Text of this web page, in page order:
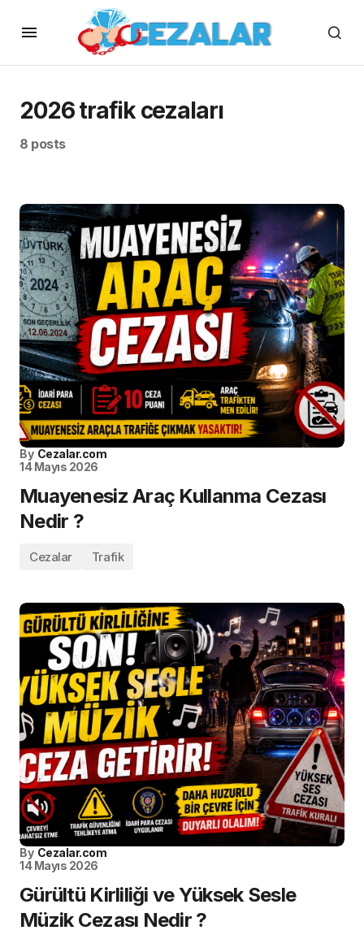
2026 trafik cezaları
8 posts
By Cezalar.com
14 Mayıs 2026
Muayenesiz Araç Kullanma Cezası
Nedir ?
Cezalar Trafik
By Cezalar.com
14 Mayıs 2026
Gürültü Kirliliği ve Yüksek Sesle
Müzik Cezası Nedir ?